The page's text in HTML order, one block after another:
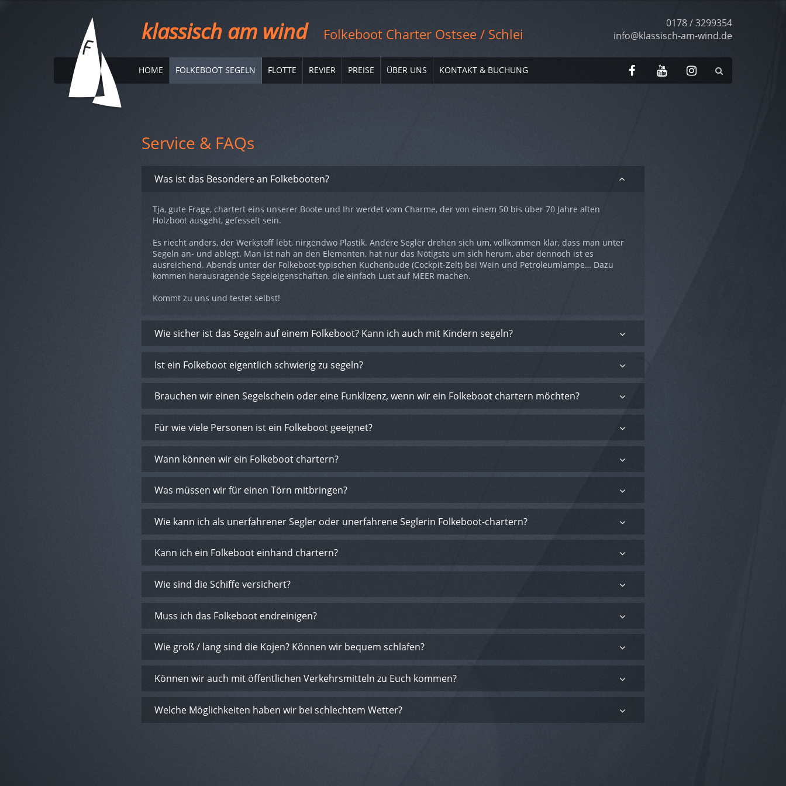
Telefonnummer0178 / 3299354
info@klassisch-am-wind.de
Social
MediaFacebookYouTubeInstagram
klassisch am wind Folkeboot Charter Ostsee / Schlei
HOME FOLKEBOOT SEGELN FLOTTE REVIER PREISE ÜBER UNS KONTAKT & BUCHUNG
Service & FAQs
FAQ
aufWas ist das Besondere an Folkebooten?
Tja, gute Frage, chartert eins unserer Boote und Ihr werdet vom Charme, der von einem 50 bis über 70 Jahre alten
Holzboot ausgeht, gefesselt sein.
Es riecht anders, der Werkstoff lebt, nirgendwo Plastik. Andere Segler drehen sich um, vollkommen klar, dass man unter
Segeln an- und ablegt. Man ist nah an den Elementen, hat nur das Nötigste um sich herum, aber dennoch ist es
ausreichend. Abends unter der Folkeboot-typischen Kuchenbude (Cockpit-Zelt) bei Wein und Petroleumlampe… Dazu
kommen herausragende Segeleigenschaften, die einfach Lust auf MEER machen.
Kommt zu uns und testet selbst!
Wie sicher ist das Segeln auf einem Folkeboot? Kann ich auch mit Kindern segeln?
Ist ein Folkeboot eigentlich schwierig zu segeln?
Brauchen wir einen Segelschein oder eine Funklizenz, wenn wir ein Folkeboot chartern möchten?
Für wie viele Personen ist ein Folkeboot geeignet?
Wann können wir ein Folkeboot chartern?
Was müssen wir für einen Törn mitbringen?
Wie kann ich als unerfahrener Segler oder unerfahrene Seglerin Folkeboot-chartern?
Kann ich ein Folkeboot einhand chartern?
Wie sind die Schiffe versichert?
Muss ich das Folkeboot endreinigen?
Wie groß / lang sind die Kojen? Können wir bequem schlafen?
Können wir auch mit öffentlichen Verkehrsmitteln zu Euch kommen?
Welche Möglichkeiten haben wir bei schlechtem Wetter?